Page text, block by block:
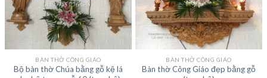
BÀN THỜ CÔNG GIÁO
Bộ bàn thờ Chúa bằng gỗ kệ lá
BÀN THỜ CÔNG GIÁO
Bàn thờ Công Giáo đẹp bằng gỗ